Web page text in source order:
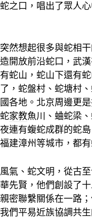
之口，唱出了眾人
然想起很多與蛇相
開放前沿蛇口，武
蛇山，蛇山下還有
，蛇盤村、蛇塘村
各地。北京周邊更
家教魚川、蛐蛇梁
連有蝮蛇成群的蛇
建漳州等城市，都有
氣、蛇文明，從古
先賢，他們創設了
密聯繫關係在一路
們平易近族協調共生